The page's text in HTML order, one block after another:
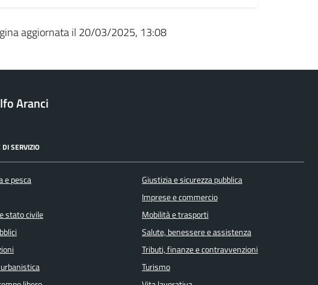
aggiornata il 20/03/2025, 13:08
Aranci
DI SERVIZIO
e pesca
stato civile
Giustizia e sicurezza pubblica
Imprese e commercio
Mobilità e trasporti
Salute, benessere e assistenza
Tributi, finanze e contravvenzioni
Turismo